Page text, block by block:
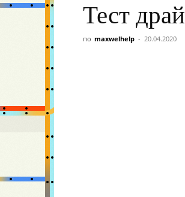
Тест
по maxwelhelp - 20.04.2020